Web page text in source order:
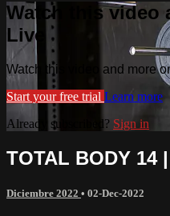
Watch this video
Live
Watch this video and more
Start your free trial Learn more
Already subscribed? Sign in
TOTAL BODY 14
Diciembre 2022 • 02-Dec-2022